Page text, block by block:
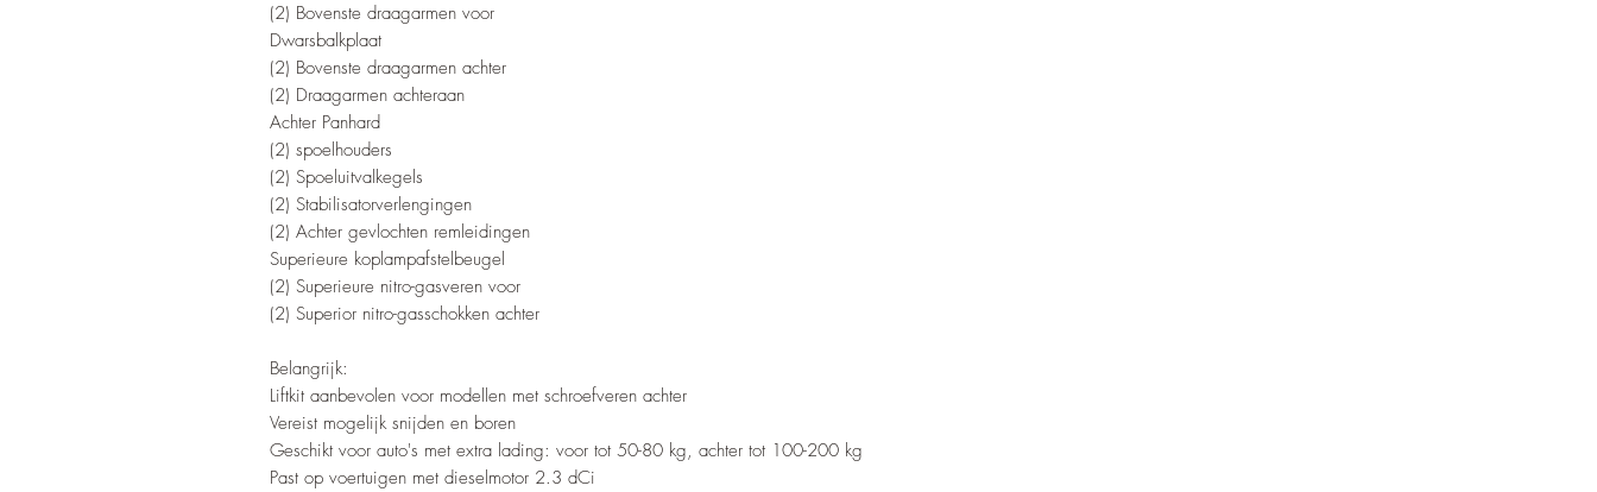
(2) Bovenste draagarmen voor
Dwarsbalkplaat
(2) Bovenste draagarmen achter
(2) Draagarmen achteraan
Achter Panhard
(2) spoelhouders
(2) Spoeluitvalkegels
(2) Stabilisatorverlengingen
(2) Achter gevlochten remleidingen
Superieure koplampafstelbeugel
(2) Superieure nitro-gasveren voor
(2) Superior nitro-gasschokken achter
Belangrijk:
Liftkit aanbevolen voor modellen met schroefveren achter
Vereist mogelijk snijden en boren
Geschikt voor auto's met extra lading: voor tot 50-80 kg, achter tot 100-200 kg
Past op voertuigen met dieselmotor 2.3 dCi